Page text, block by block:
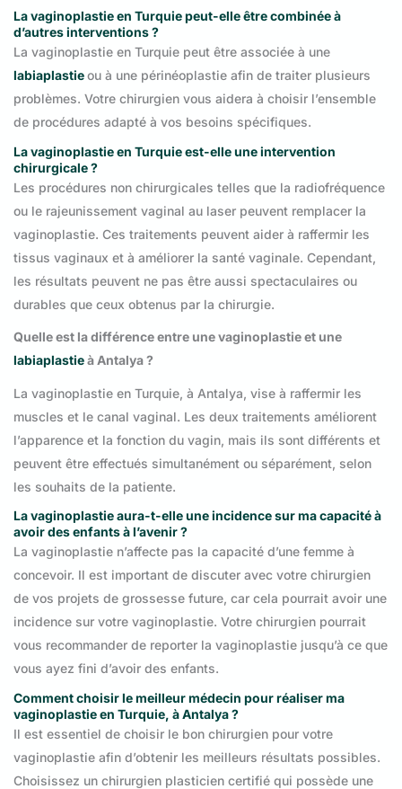
La vaginoplastie en Turquie peut-elle être combinée à
d’autres interventions ?
La vaginoplastie en Turquie peut être associée à une
labiaplastieou à une périnéoplastie afin de traiter plusieurs
problèmes. Votre chirurgien vous aidera à choisir l’ensemble
de procédures adapté à vos besoins spécifiques.
La vaginoplastie en Turquie est-elle une intervention
chirurgicale ?
Les procédures non chirurgicales telles que la radiofréquence
ou le rajeunissement vaginal au laser peuvent remplacer la
vaginoplastie. Ces traitements peuvent aider à raffermir les
tissus vaginaux et à améliorer la santé vaginale. Cependant,
les résultats peuvent ne pas être aussi spectaculaires ou
durables que ceux obtenus par la chirurgie.
Quelle est la différence entre une vaginoplastie et une
labiaplastieà Antalya ?
La vaginoplastie en Turquie, à Antalya, vise à raffermir les
muscles et le canal vaginal. Les deux traitements améliorent
l’apparence et la fonction du vagin, mais ils sont différents et
peuvent être effectués simultanément ou séparément, selon
les souhaits de la patiente.
La vaginoplastie aura-t-elle une incidence sur ma capacité à
avoir des enfants à l’avenir ?
La vaginoplastie n’affecte pas la capacité d’une femme à
concevoir. Il est important de discuter avec votre chirurgien
de vos projets de grossesse future, car cela pourrait avoir une
incidence sur votre vaginoplastie. Votre chirurgien pourrait
vous recommander de reporter la vaginoplastie jusqu’à ce que
vous ayez fini d’avoir des enfants.
Comment choisir le meilleur médecin pour réaliser ma
vaginoplastie en Turquie, à Antalya ?
Il est essentiel de choisir le bon chirurgien pour votre
vaginoplastie afin d’obtenir les meilleurs résultats possibles.
Choisissez un chirurgien plasticien certifié qui possède une